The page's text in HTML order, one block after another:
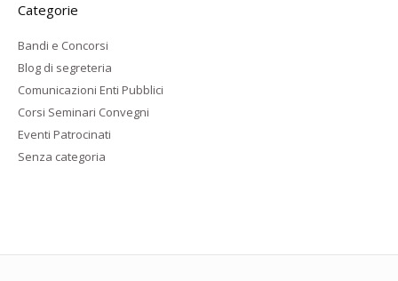
Categorie
Bandi e Concorsi
Blog di segreteria
Comunicazioni Enti Pubblici
Corsi Seminari Convegni
Eventi Patrocinati
Senza categoria